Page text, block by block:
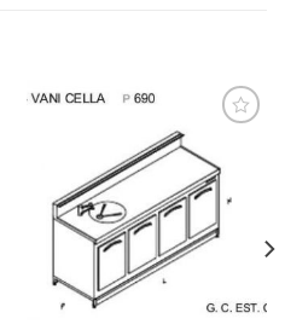
Aggiungi
alla lista
desideri